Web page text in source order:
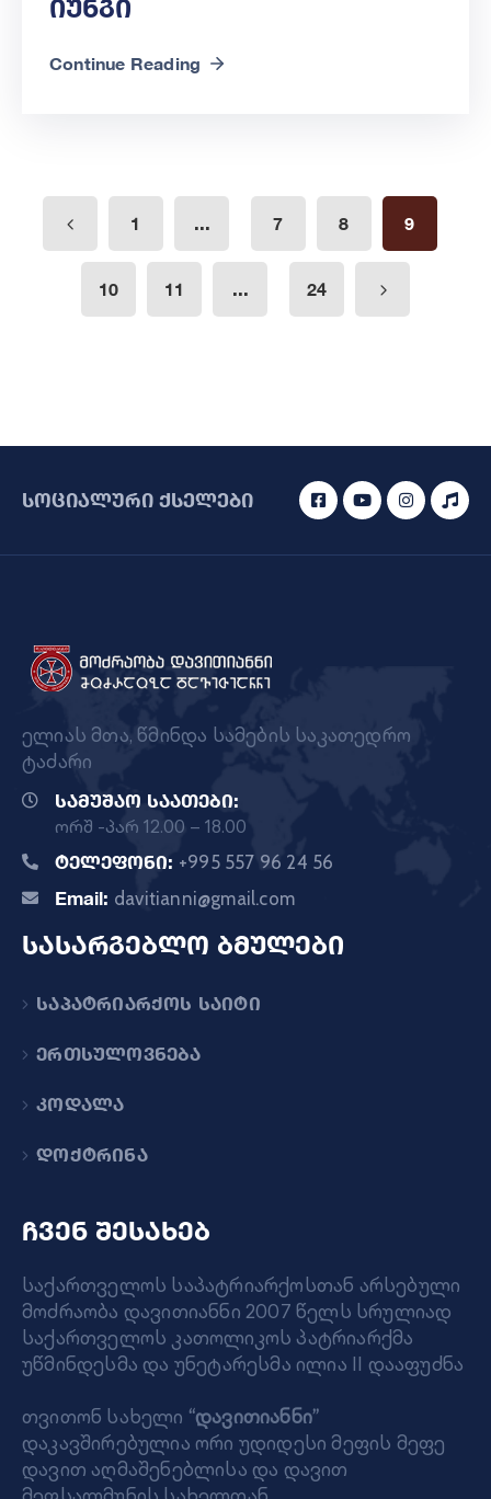
Იუნგი
Continue Reading
1 ... 7 8 9
10 11 ... 24
სოციალური ქსელები
ელიას მთა, წმინდა სამების საკათედრო
ტაძარი
სამუშაო საათები:
ორშ -პარ 12.00 – 18.00
ტელეფონი: +995 557 96 24 56
Email: davitianni@gmail.com
სასარგებლო ბმულები
საპატრიარქოს საიტი
ერთსულოვნება
კოდალა
დოქტრინა
ჩვენ შესახებ
საქართველოს საპატრიარქოსთან არსებული
მოძრაობა დავითიანნი 2007 წელს სრულიად
საქართველოს კათოლიკოს პატრიარქმა
უწმინდესმა და უნეტარესმა ილია II დააფუძნა
თვითონ სახელი “დავითიანნი”
დაკავშირებულია ორი უდიდესი მეფის მეფე
დავით აღმაშენებლისა და დავით